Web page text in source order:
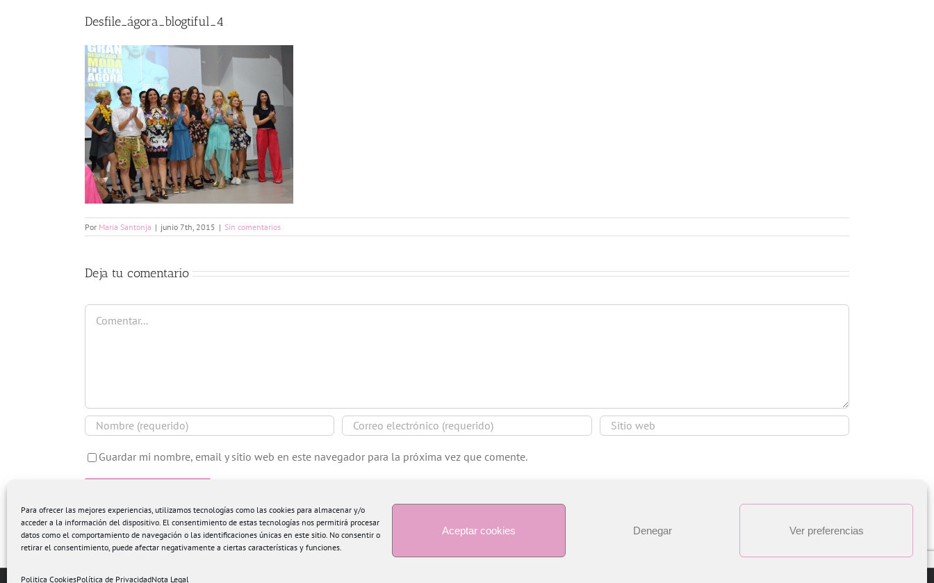
Para ofrecer las mejores experiencias, utilizamos tecnologías como las cookies para almacenar y/o
acceder a la información del dispositivo. El consentimiento de estas tecnologías nos permitirá procesar
datos como el comportamiento de navegación o las identificaciones únicas en este sitio. No consentir o
retirar el consentimiento, puede afectar negativamente a ciertas características y funciones.
Aceptar cookies Denegar Ver preferencias
Politica CookiesPolítica de PrivacidadNota Legal
Desfile_ágora_blogtiful_4
Por Maria Santonja | junio 7th, 2015 | Sin comentarios
Deja tu comentario
Comentar
Guardar mi nombre, email y sitio web en este navegador para la próxima vez que comente.